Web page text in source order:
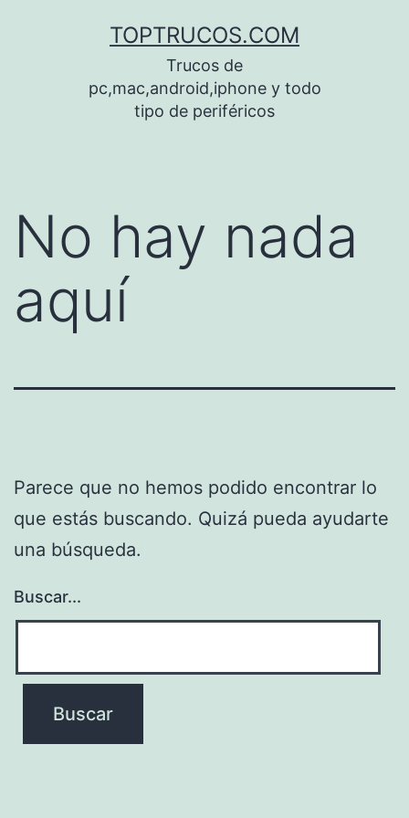
TOPTRUCOS.COM
Trucos de
pc,mac,android,iphone y todo
tipo de periféricos
No hay nada
aquí
Parece que no hemos podido encontrar lo
que estás buscando. Quizá pueda ayudarte
una búsqueda.
Buscar...